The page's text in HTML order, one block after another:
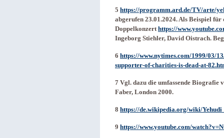
5 https://programm.ard.de/TV/arte/
abgerufen 23.01.2024. Als Beispiel
Doppelkonzerthttps://
Ingeborg Stiehler, David Oistrach.
6 https://www.nytimes.com/1999/03/
supporter-of-charities-is-dead-at-
7 Vgl. dazu die umfassende
Faber, London 2000.
8 https://de.wikipedia.org/wiki/
9 https://www.youtube.com/